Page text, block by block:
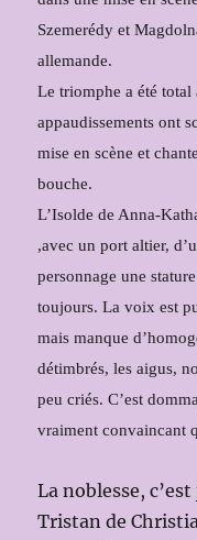
Szemerédy et
allemande.
Le triomphe a été total
appaudissements ont
mise en scène et
bouche.
L’Isolde de Anna-
,avec un port altier,
personnage une
toujours. La voix est
mais manque
détimbrés, les aigus,
peu criés. C’est
vraiment convaincant
La noblesse,
Tristan de